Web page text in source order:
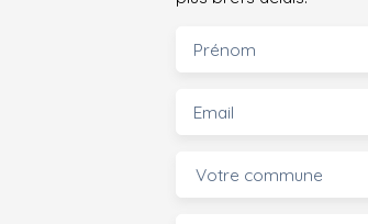
Prénom
Email
Votre commune